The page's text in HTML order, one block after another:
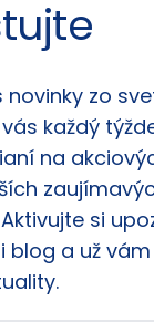
novinky zo
každý
na
si
blog a už